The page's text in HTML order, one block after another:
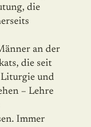
die
an der
die seit
Liturgie und
– Lehre
Immer